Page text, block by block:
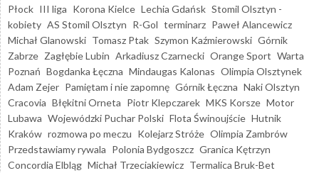
Płock III liga Korona Kielce Lechia Gdańsk Stomil Olsztyn -
kobiety AS Stomil Olsztyn R-Gol terminarz Paweł Alancewicz
Michał Glanowski Tomasz Ptak Szymon Kaźmierowski Górnik
Zabrze Zagłębie Lubin Arkadiusz Czarnecki Orange Sport Warta
Poznań Bogdanka Łęczna Mindaugas Kalonas Olimpia Olsztynek
Adam Zejer Pamiętam i nie zapomnę Górnik Łęczna Naki Olsztyn
Cracovia Błękitni Orneta Piotr Klepczarek MKS Korsze Motor
Lubawa Wojewódzki Puchar Polski Flota Świnoujście Hutnik
Kraków rozmowa po meczu Kolejarz Stróże Olimpia Zambrów
Przedstawiamy rywala Polonia Bydgoszcz Granica Kętrzyn
Concordia Elbląg Michał Trzeciakiewicz Termalica Bruk-Bet